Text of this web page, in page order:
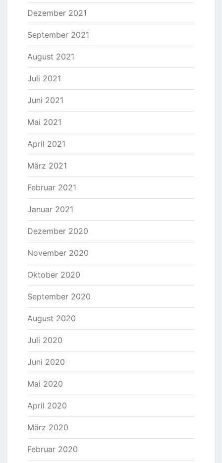
Dezember 2021
September 2021
August 2021
Juli 2021
Juni 2021
Mai 2021
April 2021
März 2021
Februar 2021
Januar 2021
Dezember 2020
November 2020
Oktober 2020
September 2020
August 2020
Juli 2020
Juni 2020
Mai 2020
April 2020
März 2020
Februar 2020